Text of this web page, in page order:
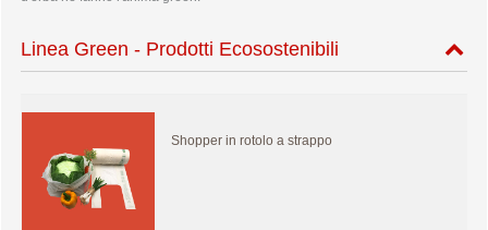
Linea Green - Prodotti Ecosostenibili
Shopper in rotolo a strappo